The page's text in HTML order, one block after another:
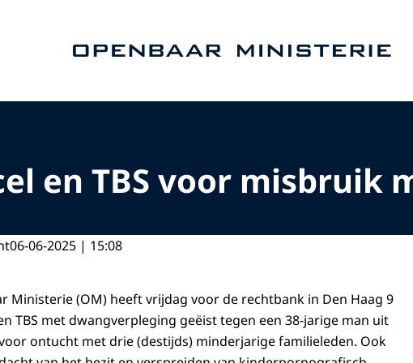
en TBS voor misbruik
06-06-2025 | 15:08
Ministerie (OM) heeft vrijdag voor de rechtbank in Den Haag 9
TBS met dwangverpleging geëist tegen een 38-jarige man uit
ontucht met drie (destijds) minderjarige familieleden. Ook